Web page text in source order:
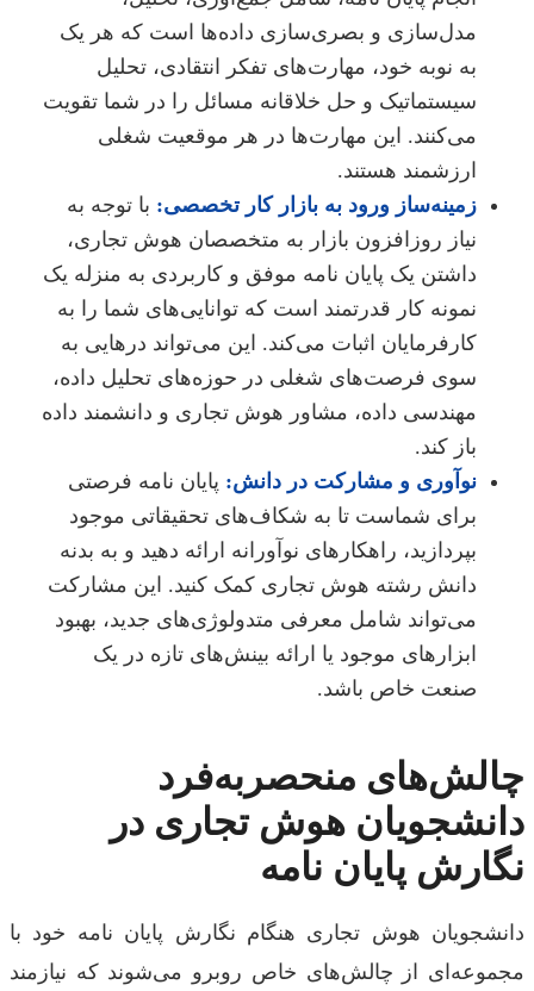
مدل‌سازی و بصری‌سازی داده‌ها است که هر یک
به نوبه خود، مهارت‌های تفکر انتقادی، تحلیل
سیستماتیک و حل خلاقانه مسائل را در شما تقویت
می‌کنند. این مهارت‌ها در هر موقعیت شغلی
ارزشمند هستند.
زمینه‌ساز ورود به بازار کار تخصصی:با توجه به
نیاز روزافزون بازار به متخصصان هوش تجاری،
داشتن یک پایان نامه موفق و کاربردی به منزله یک
نمونه کار قدرتمند است که توانایی‌های شما را به
کارفرمایان اثبات می‌کند. این می‌تواند درهایی به
سوی فرصت‌های شغلی در حوزه‌های تحلیل داده،
مهندسی داده، مشاور هوش تجاری و دانشمند داده
باز کند.
نوآوری و مشارکت در دانش:پایان نامه فرصتی
برای شماست تا به شکاف‌های تحقیقاتی موجود
بپردازید، راهکارهای نوآورانه ارائه دهید و به بدنه
دانش رشته هوش تجاری کمک کنید. این مشارکت
می‌تواند شامل معرفی متدولوژی‌های جدید، بهبود
ابزارهای موجود یا ارائه بینش‌های تازه در یک
صنعت خاص باشد.
منحصربه‌فرد
هوش تجاری در
پایان نامه
هوش تجاری هنگام نگارش پایان نامه خود با
از چالش‌های خاص روبرو می‌شوند که نیازمند